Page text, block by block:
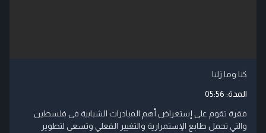
كنا وما زلنا
المدة: 05:56
فقرة تقوم على إستعراض أهم المبادرات الشبابية في فلسطين
والتي تحمل طابع الإستمرارية والتغيير الفعلي وتسعى لتطوير